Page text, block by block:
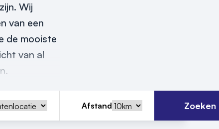
Wij
van een
de mooiste
van al
Afstand Zoeken